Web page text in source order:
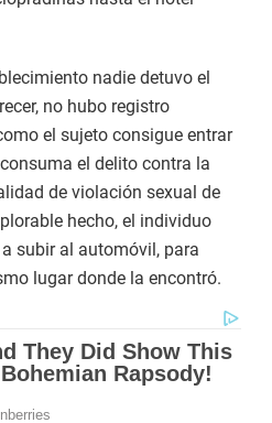
nadie detuvo el
no hubo registro
el sujeto consigue entrar
el delito contra la
de violación sexual de
hecho, el individuo
subir al automóvil, para
lugar donde la encontró.